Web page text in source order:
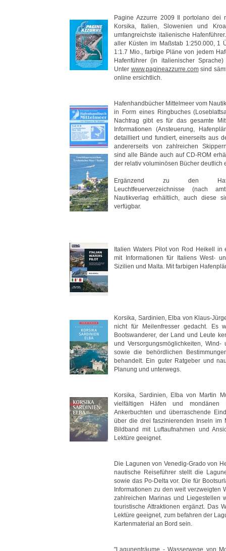
Pagine Azzurre 2009 Il portolano dei
Korsika, Italien, Slowenien und
umfangreichste italienische
aller Küsten im Maßstab 1:250.000, 1
1:1.7 Mio., farbige Pläne von jedem
Hafenführer (in italienischer
Unter www.pagineazzurre.comsind
online ersichtlich.
Hafenhandbücher Mittelmeer vom
in Form eines Ringbuches
Nachtrag gibt es für das gesamte
Informationen (Ansteuerung,
detailliert und fundiert, einerseits aus
andererseits von zahlreichen
sind alle Bände auch auf CD-ROM
der relativ voluminösen Bücher deutlich
Ergänzend zu den
Leuchtfeuerverzeichnisse (nach
Nautikverlag erhältlich, auch diese
verfügbar.
Italien Waters Pilot von Rod Heikell in
mit Informationen für Italiens West-
Sizilien und Malta. Mit farbigen
Korsika, Sardinien, Elba von Klaus-
nicht für Meilenfresser gedacht. Es
Bootswanderer, der Land und Leute
und Versorgungsmöglichkeiten, Wind-
sowie die behördlichen
behandelt. Ein guter Ratgeber und
Planung und unterwegs.
Korsika, Sardinien, Elba von Martin
vielfältigen Häfen und mondänen
Ankerbuchten und überraschende
über die drei faszinierenden Inseln im
Bildband mit Luftaufnahmen und
Lektüre geeignet.
Die Lagunen von Venedig-Grado von
nautische Reiseführer stellt die
sowie das Po-Delta vor. Die für
Informationen zu den weit verzweigten
zahlreichen Marinas und Liegestellen
touristische Attraktionen ergänzt. Das
Lektüre geeignet, zum befahren der
Kartenmaterial an Bord sein.
"Lagunenträume - Wasserwege von